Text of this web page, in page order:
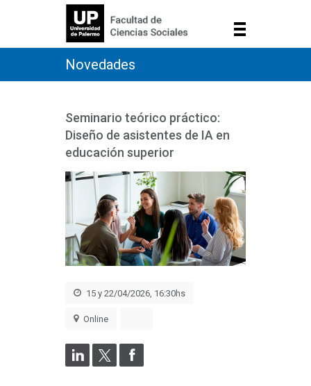
Novedades
Seminario teórico práctico:
Diseño de asistentes de IA en
educación superior
15 y 22/04/2026, 16:30hs
Online